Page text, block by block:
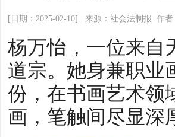
[日期：2025-02-10] 来源：社会法制报 作者
杨万怡，一位来自
道宗。她身兼职业
份，在书画艺术领
画，笔触间尽显深